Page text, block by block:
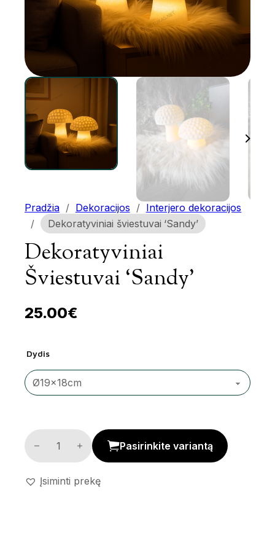
Pradžia / Dekoracijos / Interjero dekoracijos
/
Dekoratyviniai šviestuvai ‘Sandy’
Dekoratyviniai
Šviestuvai ‘Sandy’
25.00€
Dydis
Dekoratyviniai šviestuvai 'Sandy' kiekis
Pasirinkite variantą
Įsiminti prekę